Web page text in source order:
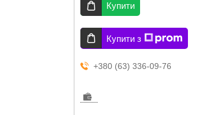
Купити
Купити з
+380 (63) 336-09-76